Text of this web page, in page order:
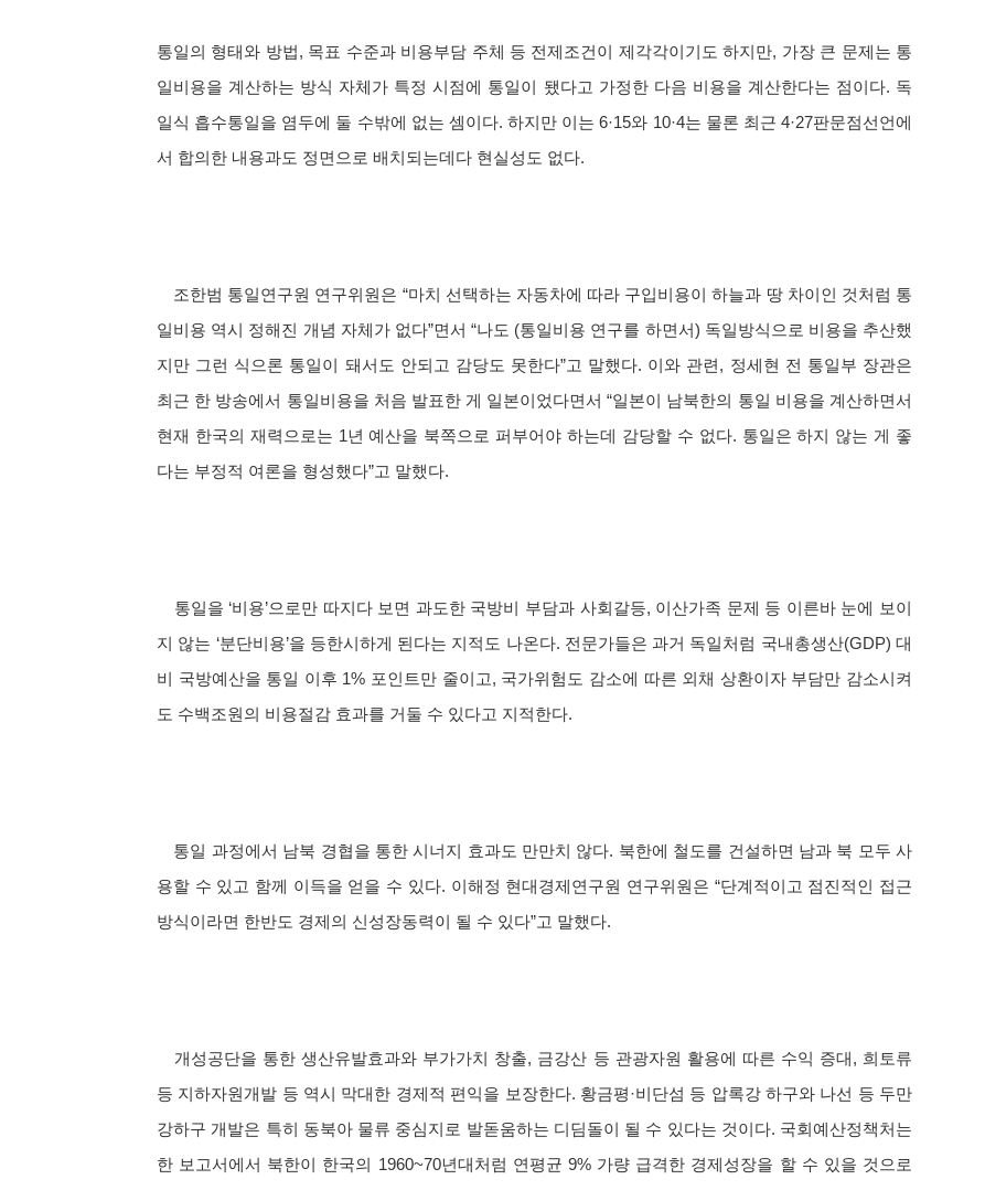
통일의 형태와 방법, 목표 수준과 비용부담 주체 등 전제조건이 제각각이기도 하지만, 가장 큰 문제는 통
일비용을 계산하는 방식 자체가 특정 시점에 통일이 됐다고 가정한 다음 비용을 계산한다는 점이다. 독
일식 흡수통일을 염두에 둘 수밖에 없는 셈이다. 하지만 이는 6·15와 10·4는 물론 최근 4·27판문점선언에
서 합의한 내용과도 정면으로 배치되는데다 현실성도 없다.
조한범 통일연구원 연구위원은 “마치 선택하는 자동차에 따라 구입비용이 하늘과 땅 차이인 것처럼 통
일비용 역시 정해진 개념 자체가 없다”면서 “나도 (통일비용 연구를 하면서) 독일방식으로 비용을 추산했
지만 그런 식으론 통일이 돼서도 안되고 감당도 못한다”고 말했다. 이와 관련, 정세현 전 통일부 장관은
최근 한 방송에서 통일비용을 처음 발표한 게 일본이었다면서 “일본이 남북한의 통일 비용을 계산하면서
현재 한국의 재력으로는 1년 예산을 북쪽으로 퍼부어야 하는데 감당할 수 없다. 통일은 하지 않는 게 좋
다는 부정적 여론을 형성했다”고 말했다.
통일을 ‘비용’으로만 따지다 보면 과도한 국방비 부담과 사회갈등, 이산가족 문제 등 이른바 눈에 보이
지 않는 ‘분단비용’을 등한시하게 된다는 지적도 나온다. 전문가들은 과거 독일처럼 국내총생산(GDP) 대
비 국방예산을 통일 이후 1% 포인트만 줄이고, 국가위험도 감소에 따른 외채 상환이자 부담만 감소시켜
도 수백조원의 비용절감 효과를 거둘 수 있다고 지적한다.
통일 과정에서 남북 경협을 통한 시너지 효과도 만만치 않다. 북한에 철도를 건설하면 남과 북 모두 사
용할 수 있고 함께 이득을 얻을 수 있다. 이해정 현대경제연구원 연구위원은 “단계적이고 점진적인 접근
방식이라면 한반도 경제의 신성장동력이 될 수 있다”고 말했다.
개성공단을 통한 생산유발효과와 부가가치 창출, 금강산 등 관광자원 활용에 따른 수익 증대, 희토류
등 지하자원개발 등 역시 막대한 경제적 편익을 보장한다. 황금평·비단섬 등 압록강 하구와 나선 등 두만
강하구 개발은 특히 동북아 물류 중심지로 발돋움하는 디딤돌이 될 수 있다는 것이다. 국회예산정책처는
한 보고서에서 북한이 한국의 1960~70년대처럼 연평균 9% 가량 급격한 경제성장을 할 수 있을 것으로